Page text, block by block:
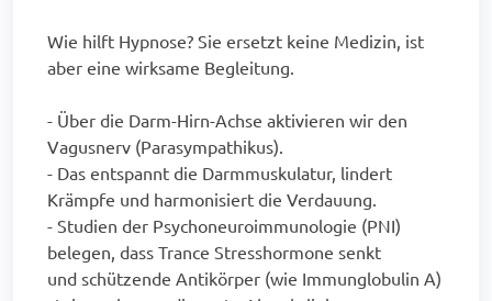
Wie hilft Hypnose? Sie ersetzt keine Medizin, ist
aber eine wirksame Begleitung.
- Über die Darm-Hirn-Achse aktivieren wir den
Vagusnerv (Parasympathikus).
- Das entspannt die Darmmuskulatur, lindert
Krämpfe und harmonisiert die Verdauung.
- Studien der Psychoneuroimmunologie (PNI)
belegen, dass Trance Stresshormone senkt
und schützende Antikörper (wie Immunglobulin A)